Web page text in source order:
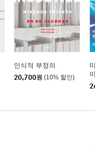
인식적 부정의
20,700원 (10% 할인)